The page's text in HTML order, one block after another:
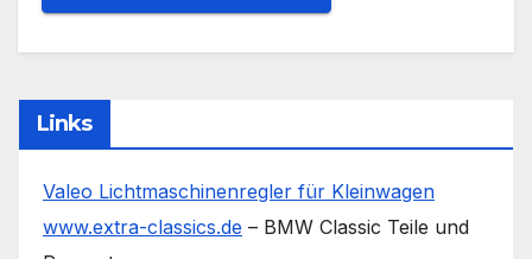
Links
Valeo Lichtmaschinenregler für Kleinwagen
www.extra-classics.de – BMW Classic Teile und